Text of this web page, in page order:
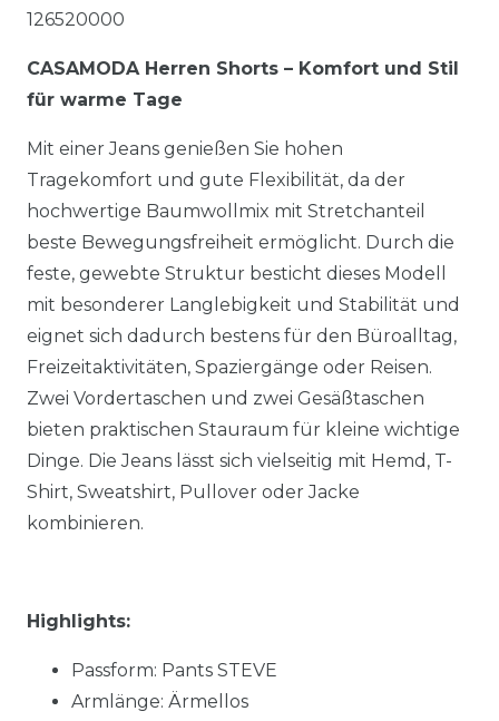
126520000
CASAMODA Herren Shorts – Komfort und Stil
für warme Tage
Mit einer Jeans genießen Sie hohen
Tragekomfort und gute Flexibilität, da der
hochwertige Baumwollmix mit Stretchanteil
beste Bewegungsfreiheit ermöglicht. Durch die
feste, gewebte Struktur besticht dieses Modell
mit besonderer Langlebigkeit und Stabilität und
eignet sich dadurch bestens für den Büroalltag,
Freizeitaktivitäten, Spaziergänge oder Reisen.
Zwei Vordertaschen und zwei Gesäßtaschen
bieten praktischen Stauraum für kleine wichtige
Dinge. Die Jeans lässt sich vielseitig mit Hemd, T-
Shirt, Sweatshirt, Pullover oder Jacke
kombinieren.
Highlights:
Passform: Pants STEVE
Armlänge: Ärmellos